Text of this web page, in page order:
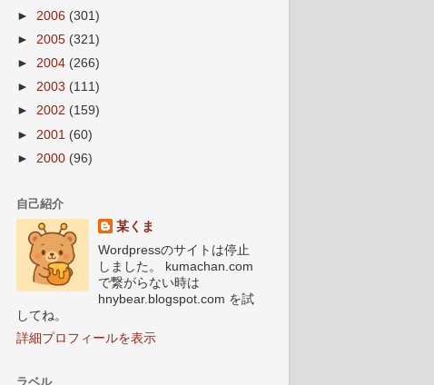
► 2006 (301)
► 2005 (321)
► 2004 (266)
► 2003 (111)
► 2002 (159)
► 2001 (60)
► 2000 (96)
自己紹介
某くま
Wordpressのサイトは停止
しました。 kumachan.com
で繋がらない時は
hnybear.blogspot.com を試
してね。
詳細プロフィールを表示
ラベル